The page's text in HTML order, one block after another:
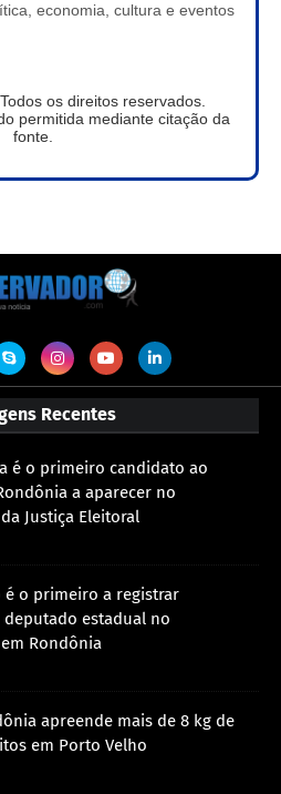
economia, cultura e eventos
os direitos reservados.
permitida mediante citação da
fonte.
Recentes
é o primeiro candidato ao
a aparecer no
Justiça Eleitoral
é o primeiro a registrar
deputado estadual no
Rondônia
apreende mais de 8 kg de
em Porto Velho